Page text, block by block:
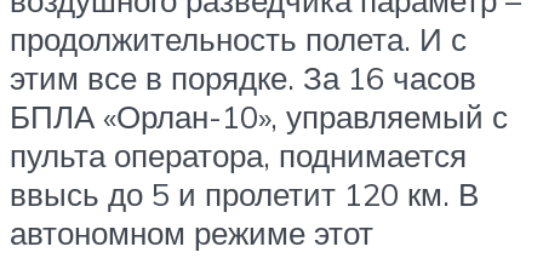
продолжительность полета. И с
этим все в порядке. За 16 часов
БПЛА «Орлан-10», управляемый с
пульта оператора, поднимается
ввысь до 5 и пролетит 120 км. В
автономном режиме этот